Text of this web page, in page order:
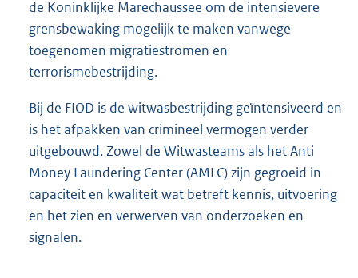
de Koninklijke Marechaussee om de intensievere
grensbewaking mogelijk te maken vanwege
toegenomen migratiestromen en
terrorismebestrijding.
Bij de FIOD is de witwasbestrijding geïntensiveerd en
is het afpakken van crimineel vermogen verder
uitgebouwd. Zowel de Witwasteams als het Anti
Money Laundering Center (AMLC) zijn gegroeid in
capaciteit en kwaliteit wat betreft kennis, uitvoering
en het zien en verwerven van onderzoeken en
signalen.